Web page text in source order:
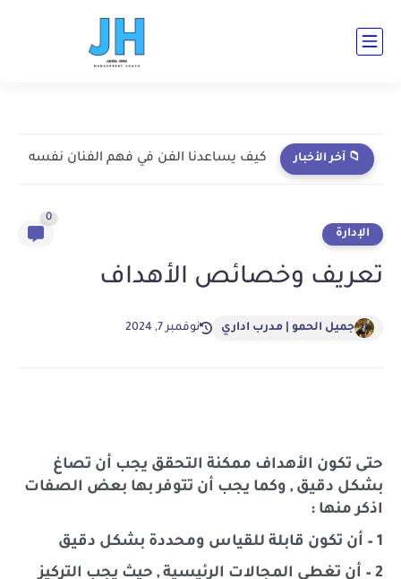
📁 آخر الأخبار كيف يساعدنا الفن في فهم الفنان نفسه
الإدارة
0
تعريف وخصائص الأهداف
جميل الحمو | مدرب اداري نوفمبر 7, 2024
حتى تكون الأهداف ممكنة التحقق يجب أن تصاغ
بشكل دقيق , وكما يجب أن تتوفر بها بعض الصفات
اذكر منها :
1 – أن تكون قابلة للقياس ومحددة بشكل دقيق
2 – أن تغطي المجالات الرئيسية , حيث يجب التركيز